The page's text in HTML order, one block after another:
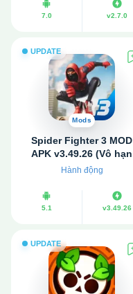
7.0 v2.7.0
UPDATE
Mods
Spider Fighter 3 MOD
APK v3.49.26 (Vô hạn
tiền)
Hành động
5.1 v3.49.26
UPDATE